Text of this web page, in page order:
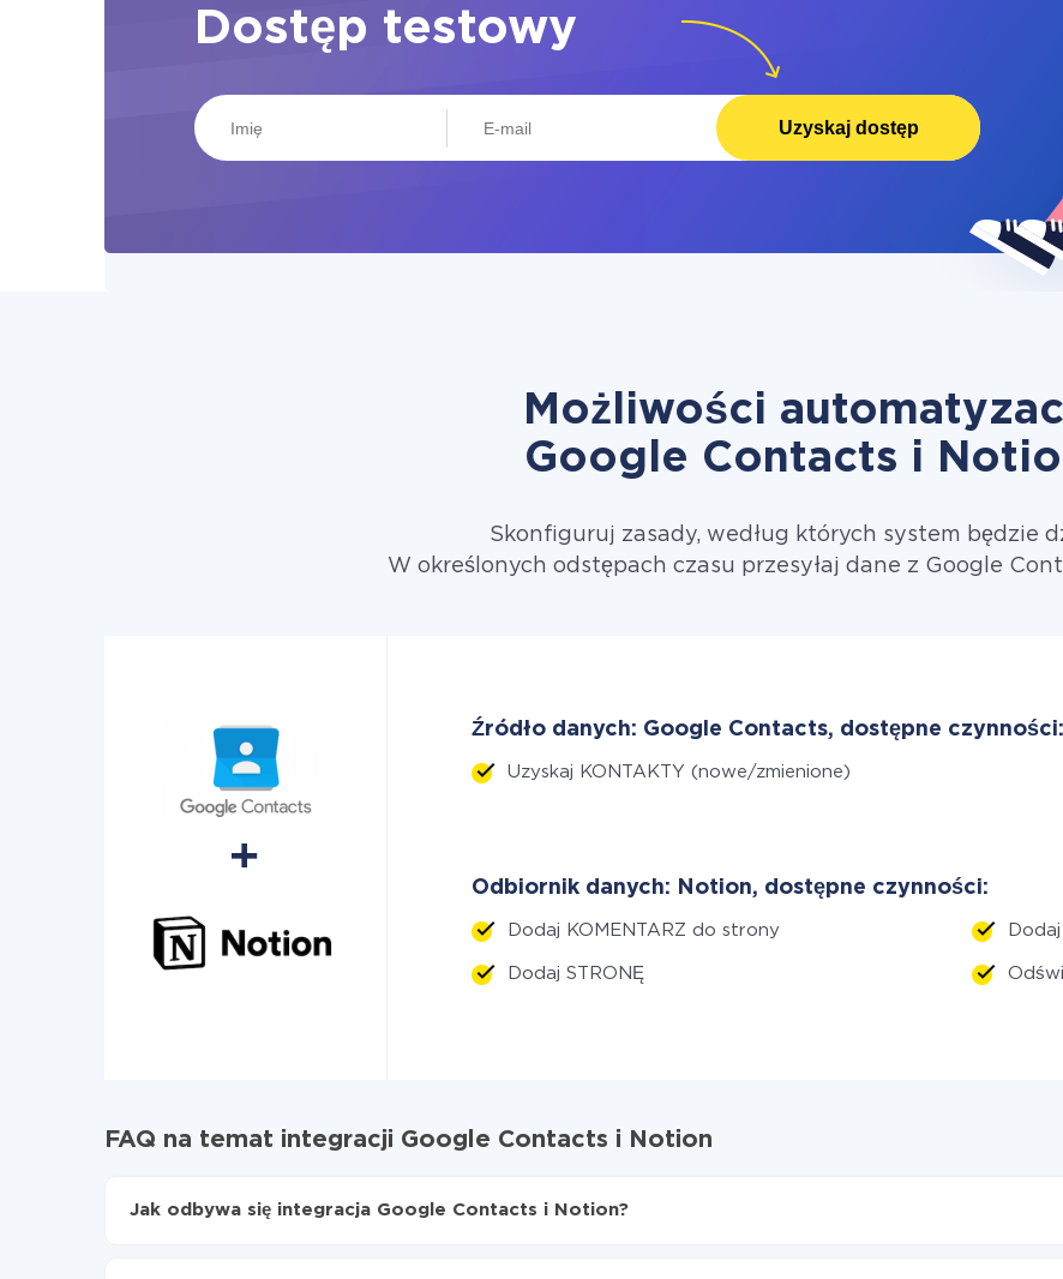
Dostęp testowy
Uzyskaj dostęp
Możliwości
Google Contacts i
Skonfiguruj zasady, według których system będzie
W określonych odstępach czasu przesyłaj dane z Google
Źródło danych: Google Contacts, dostępne czynności:
Uzyskaj KONTAKTY (nowe/zmienione)
Odbiornik danych: Notion, dostępne czynności:
Dodaj KOMENTARZ do strony
Dodaj STRONĘ
FAQ na temat integracji Google Contacts i Notion
Jak odbywa się integracja Google Contacts i Notion?